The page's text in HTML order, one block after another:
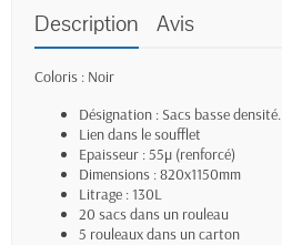
Description Avis
Coloris : Noir
Désignation :Sacs basse densité.
Lien dans le soufflet
Epaisseur : 55µ (renforcé)
Dimensions : 820x1150mm
Litrage : 130L
20 sacs dans un rouleau
5 rouleaux dans un carton